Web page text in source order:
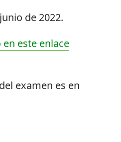
de 2022.
este enlace
examen es en